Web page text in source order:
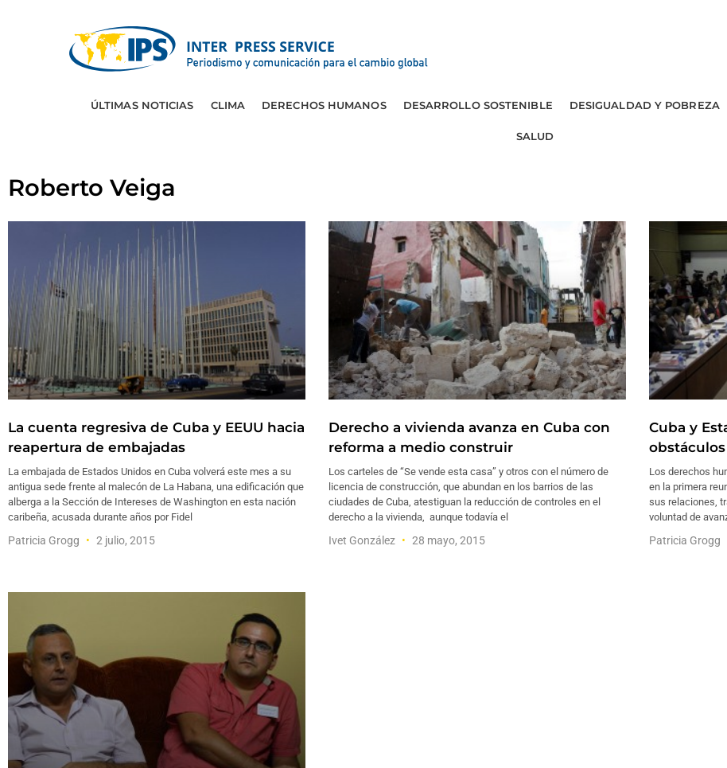
ÚLTIMAS NOTICIAS CLIMA DERECHOS HUMANOS DESARROLLO SOSTENIBLE DESIGUALDAD Y POBREZA
SALUD
Roberto Veiga
La cuenta regresiva de Cuba y EEUU hacia
reapertura de embajadas
La embajada de Estados Unidos en Cuba volverá este mes a su
antigua sede frente al malecón de La Habana, una edificación que
alberga a la Sección de Intereses de Washington en esta nación
caribeña, acusada durante años por Fidel
Patricia Grogg 2 julio, 2015
Derecho a vivienda avanza en Cuba con
reforma a medio construir
Los carteles de “Se vende esta casa” y otros con el número de
licencia de construcción, que abundan en los barrios de las
ciudades de Cuba, atestiguan la reducción de controles en el
derecho a la vivienda, aunque todavía el
Ivet González 28 mayo, 2015
Cuba y
Los derechos
en la primera
sus relaciones,
voluntad de
Patricia Grogg